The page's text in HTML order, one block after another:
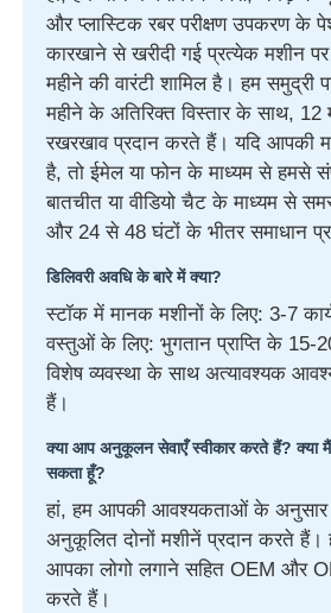
और प्लास्टिक रबर परीक्षण उपकरण के
कारखाने से खरीदी गई प्रत्येक मशीन
महीने की वारंटी शामिल है। हम समुद्री
महीने के अतिरिक्त विस्तार के साथ, 12
रखरखाव प्रदान करते हैं। यदि आपकी
है, तो ईमेल या फोन के माध्यम से हमसे
बातचीत या वीडियो चैट के माध्यम से
और 24 से 48 घंटों के भीतर समाधान
डिलिवरी अवधि के बारे में क्या?
स्टॉक में मानक मशीनों के लिए: 3-7
वस्तुओं के लिए: भुगतान प्राप्ति के 15-
विशेष व्यवस्था के साथ अत्यावश्यक
हैं।
क्या आप अनुकूलन सेवाएँ स्वीकार करते हैं? क्या मैं
सकता हूँ?
हां, हम आपकी आवश्यकताओं के
अनुकूलित दोनों मशीनें प्रदान करते
आपका लोगो लगाने सहित OEM और
करते हैं।